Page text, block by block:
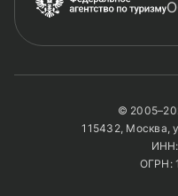
©
115432, Москва,
ИНН:
ОГРН: